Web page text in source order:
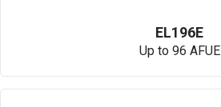
EL196E
Up to 96 AFUE